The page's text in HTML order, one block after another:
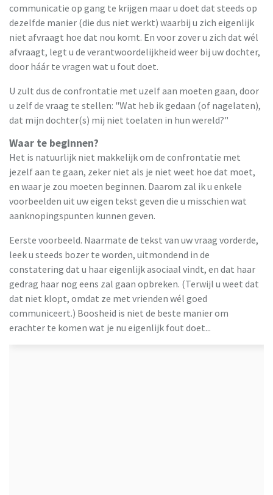
communicatie op gang te krijgen maar u doet dat steeds op
dezelfde manier (die dus niet werkt) waarbij u zich eigenlijk
niet afvraagt hoe dat nou komt. En voor zover u zich dat wél
afvraagt, legt u de verantwoordelijkheid weer bij uw dochter,
door háár te vragen wat u fout doet.
U zult dus de confrontatie met uzelf aan moeten gaan, door
u zelf de vraag te stellen: "Wat heb ik gedaan (of nagelaten),
dat mijn dochter(s) mij niet toelaten in hun wereld?"
Waar te beginnen?
Het is natuurlijk niet makkelijk om de confrontatie met
jezelf aan te gaan, zeker niet als je niet weet hoe dat moet,
en waar je zou moeten beginnen. Daarom zal ik u enkele
voorbeelden uit uw eigen tekst geven die u misschien wat
aanknopingspunten kunnen geven.
Eerste voorbeeld. Naarmate de tekst van uw vraag vorderde,
leek u steeds bozer te worden, uitmondend in de
constatering dat u haar eigenlijk asociaal vindt, en dat haar
gedrag haar nog eens zal gaan opbreken. (Terwijl u weet dat
dat niet klopt, omdat ze met vrienden wél goed
communiceert.) Boosheid is niet de beste manier om
erachter te komen wat je nu eigenlijk fout doet...